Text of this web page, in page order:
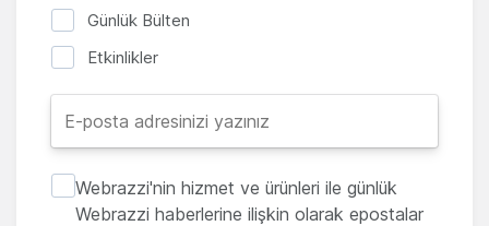
Günlük Bülten
Etkinlikler
Webrazzi'nin hizmet ve ürünleri ile günlük
Webrazzi haberlerine ilişkin olarak epostalar